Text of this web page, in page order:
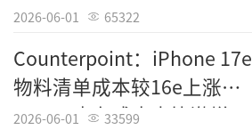
2026-06-01 65322
Counterpoint：iPhone 17e
物料清单成本较16e上涨
15.6% 内存成本占比激增
2026-06-01 33599